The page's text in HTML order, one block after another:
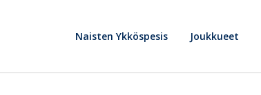
Naisten Ykköspesis Joukkueet